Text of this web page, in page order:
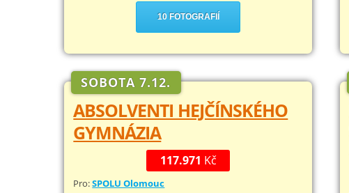
10 FOTOGRAFIÍ
SOBOTA 7.12.
ABSOLVENTI HEJČÍNSKÉHO
GYMNÁZIA
117.971 Kč
Pro:SPOLU Olomouc